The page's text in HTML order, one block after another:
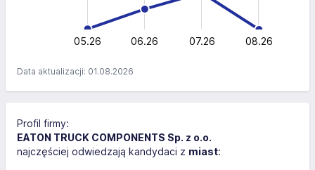
05.26 06.26 07.26 08.26
Data aktualizacji: 01.08.2026
Profil firmy:
EATON TRUCK COMPONENTS Sp. z o.o.
najczęściej odwiedzają kandydaci z miast: